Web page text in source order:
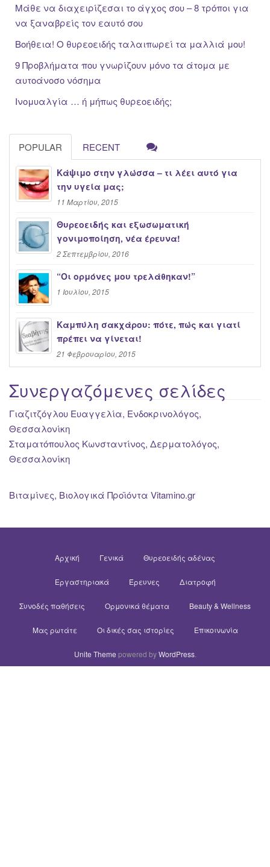
Μάθε να διαχειρίζεσαι το άγχος σου – 8 τρόποι για
να ξαναβρείς τον εαυτό σου
Βοήθεια! Ο θυρεοειδής ταλαιπωρεί τα μαλλιά μου!
9 Προβλήματα που γνωρίζουν μόνο τα άτομα με
αυτοάνοσο νόσημα
Ινομυαλγία … ή μήπως θυρεοειδής;
POPULAR RECENT
Κάψιμο στην γλώσσα – τι λέει αυτό για
την υγεία μας;
11 Μαρτίου, 2015
Θυρεοειδής και εξωσωματική
γονιμοποίηση, νέα έρευνα!
2 Σεπτεμβρίου, 2016
“Oι ορμόνες μου τρελάθηκαν!”
1 Ιουλίου, 2015
Καμπύλη σακχάρου: πότε, πώς και γιατί
πρέπει να γίνεται!
21 Φεβρουαρίου, 2015
Συνεργαζόμενες σελίδες
Γιαζιτζόγλου Ευαγγελία, Ενδοκρινολόγος,
Θεσσαλονίκη
Σταματόπουλος Κωνσταντίνος, Δερματολόγος,
Θεσσαλονίκη
Βιταμίνες, Βιολογικά Προϊόντα Vitamino.gr
Αρχική Γενικά Θυρεοειδής αδένας
Εργαστηριακά Έρευνες Διατροφή
Συνοδές παθήσεις Ορμονικά θέματα Beauty & Wellness
Μας ρωτάτε Οι δικές σας ιστορίες Επικοινωνία
Unite Theme powered byWordPress.